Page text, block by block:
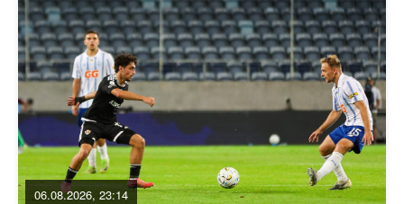
06.08.2026, 23:14